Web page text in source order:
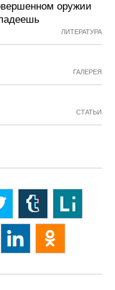
оружии
ЛИТЕРАТУРА
ГАЛЕРЕЯ
СТАТЬИ